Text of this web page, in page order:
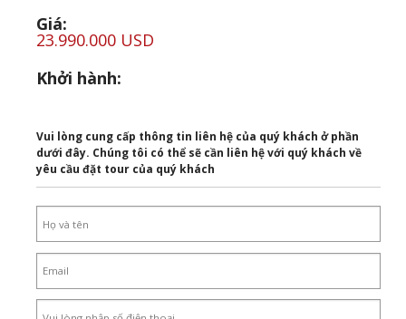
Giá:
23.990.000 USD
Khởi hành:
Vui lòng cung cấp thông tin liên hệ của quý khách ở phần
dưới đây. Chúng tôi có thể sẽ cần liên hệ với quý khách về
yêu cầu đặt tour của quý khách